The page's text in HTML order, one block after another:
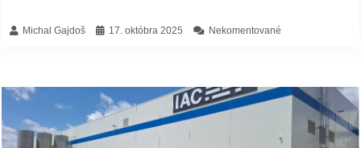
Michal Gajdoš 17. októbra 2025 Nekomentované